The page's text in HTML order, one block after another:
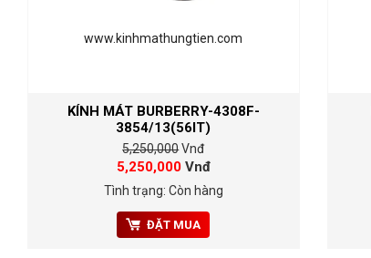
www.kinhmathungtien.com
KÍNH MÁT BURBERRY-4308F-
3854/13(56IT)
5,250,000Vnđ
5,250,000Vnđ
Tình trạng: Còn hàng
ĐẶT MUA